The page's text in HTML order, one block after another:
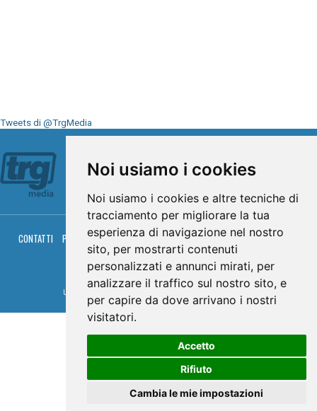
Noi usiamo i cookies
Noi usiamo i cookies e altre tecniche di
tracciamento per migliorare la tua
esperienza di navigazione nel nostro
sito, per mostrarti contenuti
personalizzati e annunci mirati, per
analizzare il traffico sul nostro sito, e
per capire da dove arrivano i nostri
visitatori.
Accetto
Rifiuto
Cambia le mie impostazioni
Tweets di @TrgMedia
CONTATTI PRIVACY COOKIES PALINSESTO DIRETTA TV
DIRETTA RADIO
RGM HITRADIO
© TRG Media 2005-2026
Umbria Televisioni s.r.l. - P.I.00496230541 -